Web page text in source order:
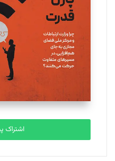
اشتراک